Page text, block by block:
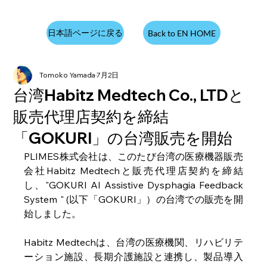
日本語ページに戻る Back to EN HOME
台湾Habitz Medtech Co., LTDと
販売代理店契約を締結
「GOKURI」の台湾販売を開始
Tomoko Yamada7月2日
PLIMES株式会社は、このたび台湾の医療機器販売
会社Habitz Medtechと販売代理店契約を締結
し、"GOKURI AI Assistive Dysphagia Feedback
System " (以下「GOKURI」） の台湾での販売を開
始しました。
Habitz Medtechは、台湾の医療機関、リハビリテ
ーション施設、長期介護施設と連携し、製品導入